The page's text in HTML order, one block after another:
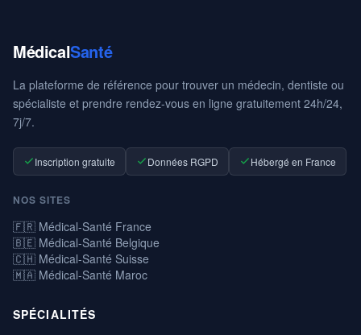
MédicalSanté
La plateforme de référence pour trouver un médecin, dentiste ou
spécialiste et prendre rendez-vous en ligne gratuitement 24h/24,
7j/7.
Inscription gratuite Données RGPD Hébergé en France
NOS SITES
🇫🇷 Médical-Santé France
🇧🇪 Médical-Santé Belgique
🇨🇭 Médical-Santé Suisse
🇲🇦 Médical-Santé Maroc
SPÉCIALITÉS